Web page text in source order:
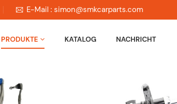
E-Mail : simon@smkcarparts.com
PRODUKTE KATALOG NACHRICHT